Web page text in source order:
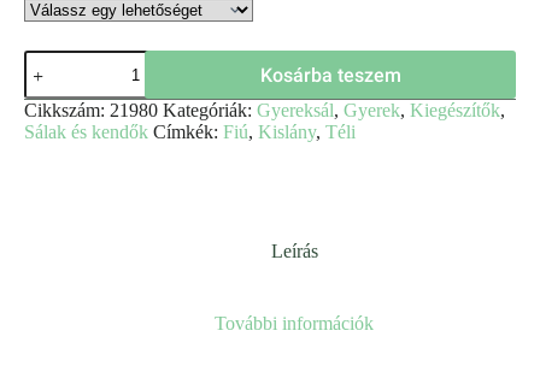
Kosárba teszem
Cikkszám: 21980 Kategóriák: Gyereksál, Gyerek, Kiegészítők,
Sálak és kendők Címkék: Fiú, Kislány, Téli
Leírás
További információk